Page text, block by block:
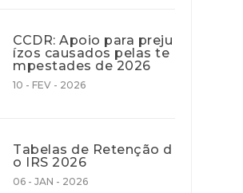
CCDR: Apoio para preju
ízos causados pelas te
mpestades de 2026
10 - FEV - 2026
Tabelas de Retenção d
o IRS 2026
06 - JAN - 2026